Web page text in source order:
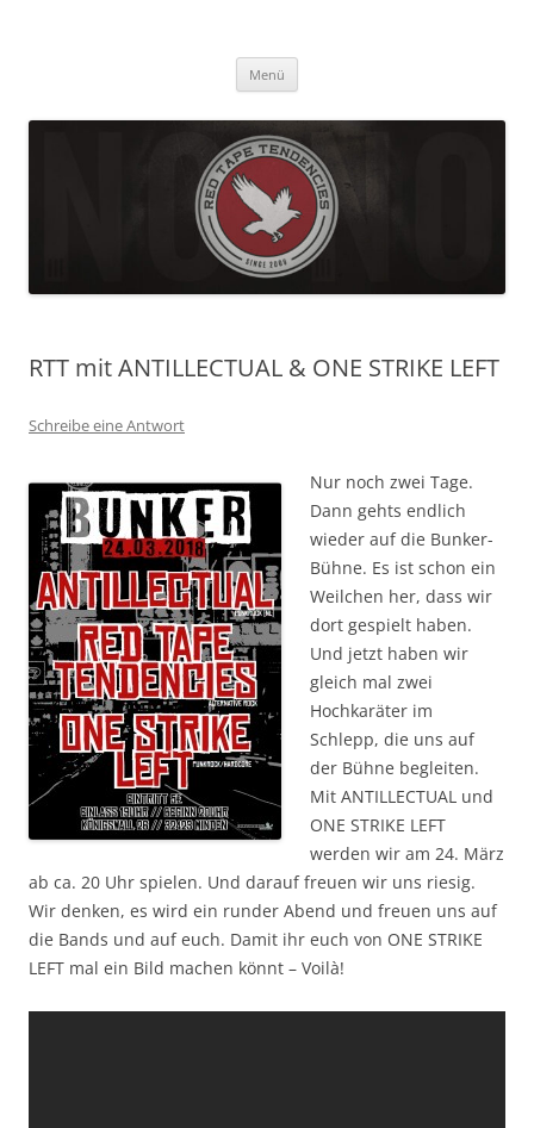
Menü
RTT mit ANTILLECTUAL & ONE STRIKE LEFT
Schreibe eine Antwort
Nur noch zwei Tage.
Dann gehts endlich
wieder auf die Bunker-
Bühne. Es ist schon ein
Weilchen her, dass wir
dort gespielt haben.
Und jetzt haben wir
gleich mal zwei
Hochkaräter im
Schlepp, die uns auf
der Bühne begleiten.
Mit ANTILLECTUAL und
ONE STRIKE LEFT
werden wir am 24. März
ab ca. 20 Uhr spielen. Und darauf freuen wir uns riesig.
Wir denken, es wird ein runder Abend und freuen uns auf
die Bands und auf euch. Damit ihr euch von ONE STRIKE
LEFT mal ein Bild machen könnt – Voilà!